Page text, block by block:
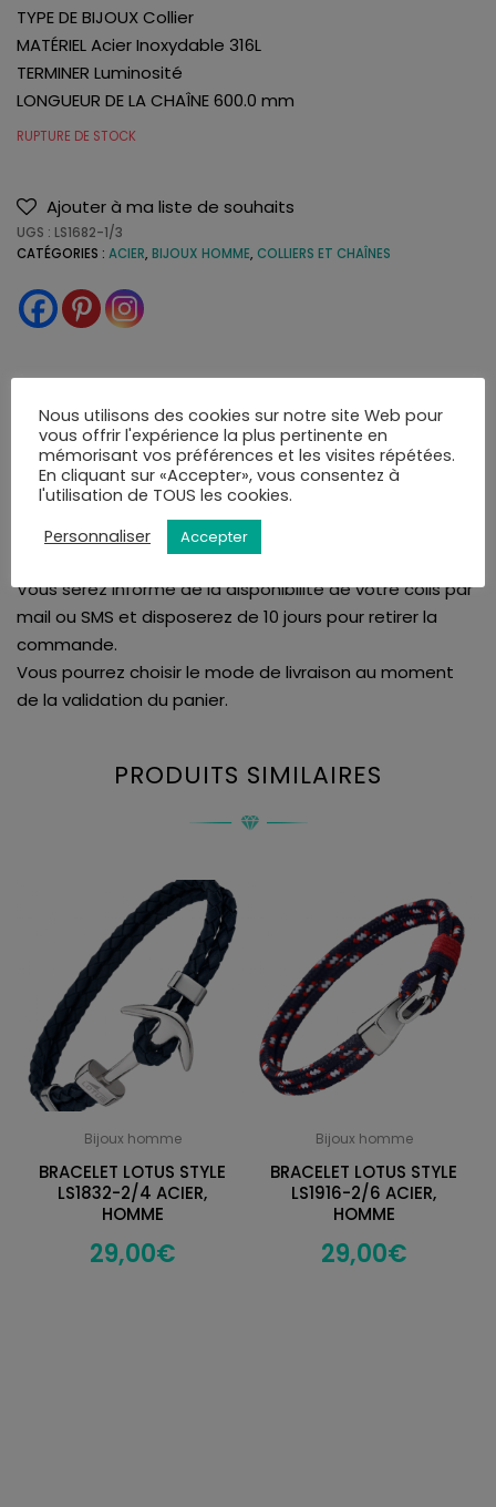
TYPE DE BIJOUX Collier
MATÉRIEL Acier Inoxydable 316L
TERMINER Luminosité
LONGUEUR DE LA CHAÎNE 600.0 mm
RUPTURE DE STOCK
Ajouter à ma liste de souhaits
UGS : LS1682-1/3
CATÉGORIES : ACIER, BIJOUX HOMME, COLLIERS ET CHAÎNES
La bijouterie Amari's vous assure une livraison rapide et
soignée. Tous nos articles sont livrés dans leurs écrins.
Nous proposons la livraison en France et à l'international
à l'adresse de votre choix ou en point de retrait.
Vous serez informé de la disponibilité de votre colis par
mail ou SMS et disposerez de 10 jours pour retirer la
commande.
Vous pourrez choisir le mode de livraison au moment
de la validation du panier.
PRODUITS SIMILAIRES
Bijoux homme
BRACELET LOTUS STYLE
LS1832-2/4 ACIER,
HOMME
29,00€
Bijoux homme
BRACELET LOTUS STYLE
LS1916-2/6 ACIER,
HOMME
29,00€
Nous utilisons des cookies sur notre site Web pour
vous offrir l'expérience la plus pertinente en
mémorisant vos préférences et les visites répétées.
En cliquant sur «Accepter», vous consentez à
l'utilisation de TOUS les cookies.
Personnaliser
Accepter